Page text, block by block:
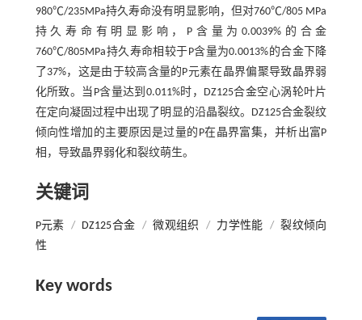
980℃/235MPa持久寿命没有明显影响，但对760℃/805 MPa
持久寿命有明显影响，P含量为0.0039%的合金
760℃/805MPa持久寿命相较于P含量为0.0013%的合金下降
了37%，这是由于较高含量的P元素在晶界偏聚导致晶界弱
化所致。当P含量达到0.011%时，DZ125合金空心涡轮叶片
在定向凝固过程中出现了明显的沿晶裂纹。DZ125合金裂纹
倾向性增加的主要原因是过量的P在晶界富集，并析出富P
相，导致晶界弱化和裂纹萌生。
关键词
P元素 / DZ125合金 / 微观组织 / 力学性能 / 裂纹倾向
性
Key words